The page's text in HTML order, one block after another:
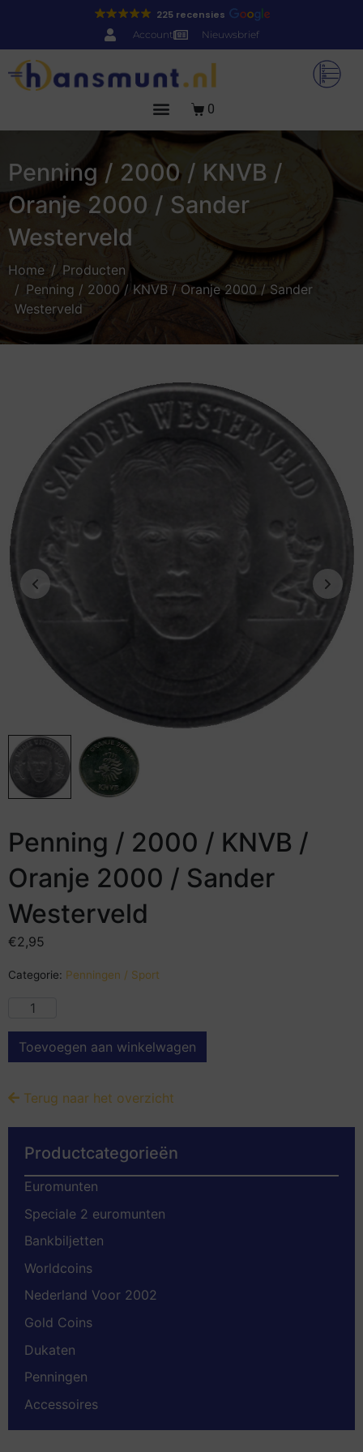
225 recensies
Account Nieuwsbrief
0
Penning / 2000 / KNVB /
Oranje 2000 / Sander
Westerveld
Home
Producten
Penning / 2000 / KNVB / Oranje 2000 / Sander
Westerveld
Penning / 2000 / KNVB /
Oranje 2000 / Sander
Westerveld
€2,95
Categorie: Penningen / Sport
Toevoegen aan winkelwagen
Terug naar het overzicht
Productcategorieën
Euromunten
Speciale 2 euromunten
Bankbiljetten
Worldcoins
Nederland Voor 2002
Gold Coins
Dukaten
Penningen
Accessoires